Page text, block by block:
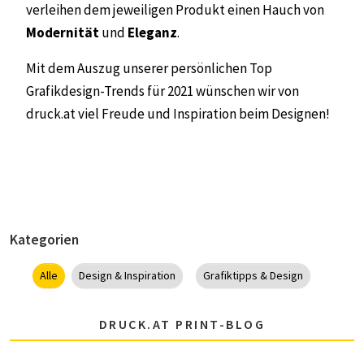
verleihen dem jeweiligen Produkt einen Hauch von
Modernitätund Eleganz.
Mit dem Auszug unserer persönlichen Top
Grafikdesign-Trends für 2021 wünschen wir von
druck.atviel Freude und Inspiration beim Designen!
Kategorien
Alle Design & Inspiration Grafiktipps & Design
DRUCK.AT PRINT-BLOG